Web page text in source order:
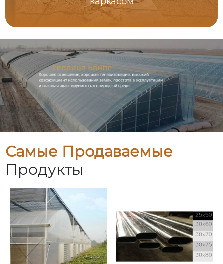
Самые Продаваемые
Продукты